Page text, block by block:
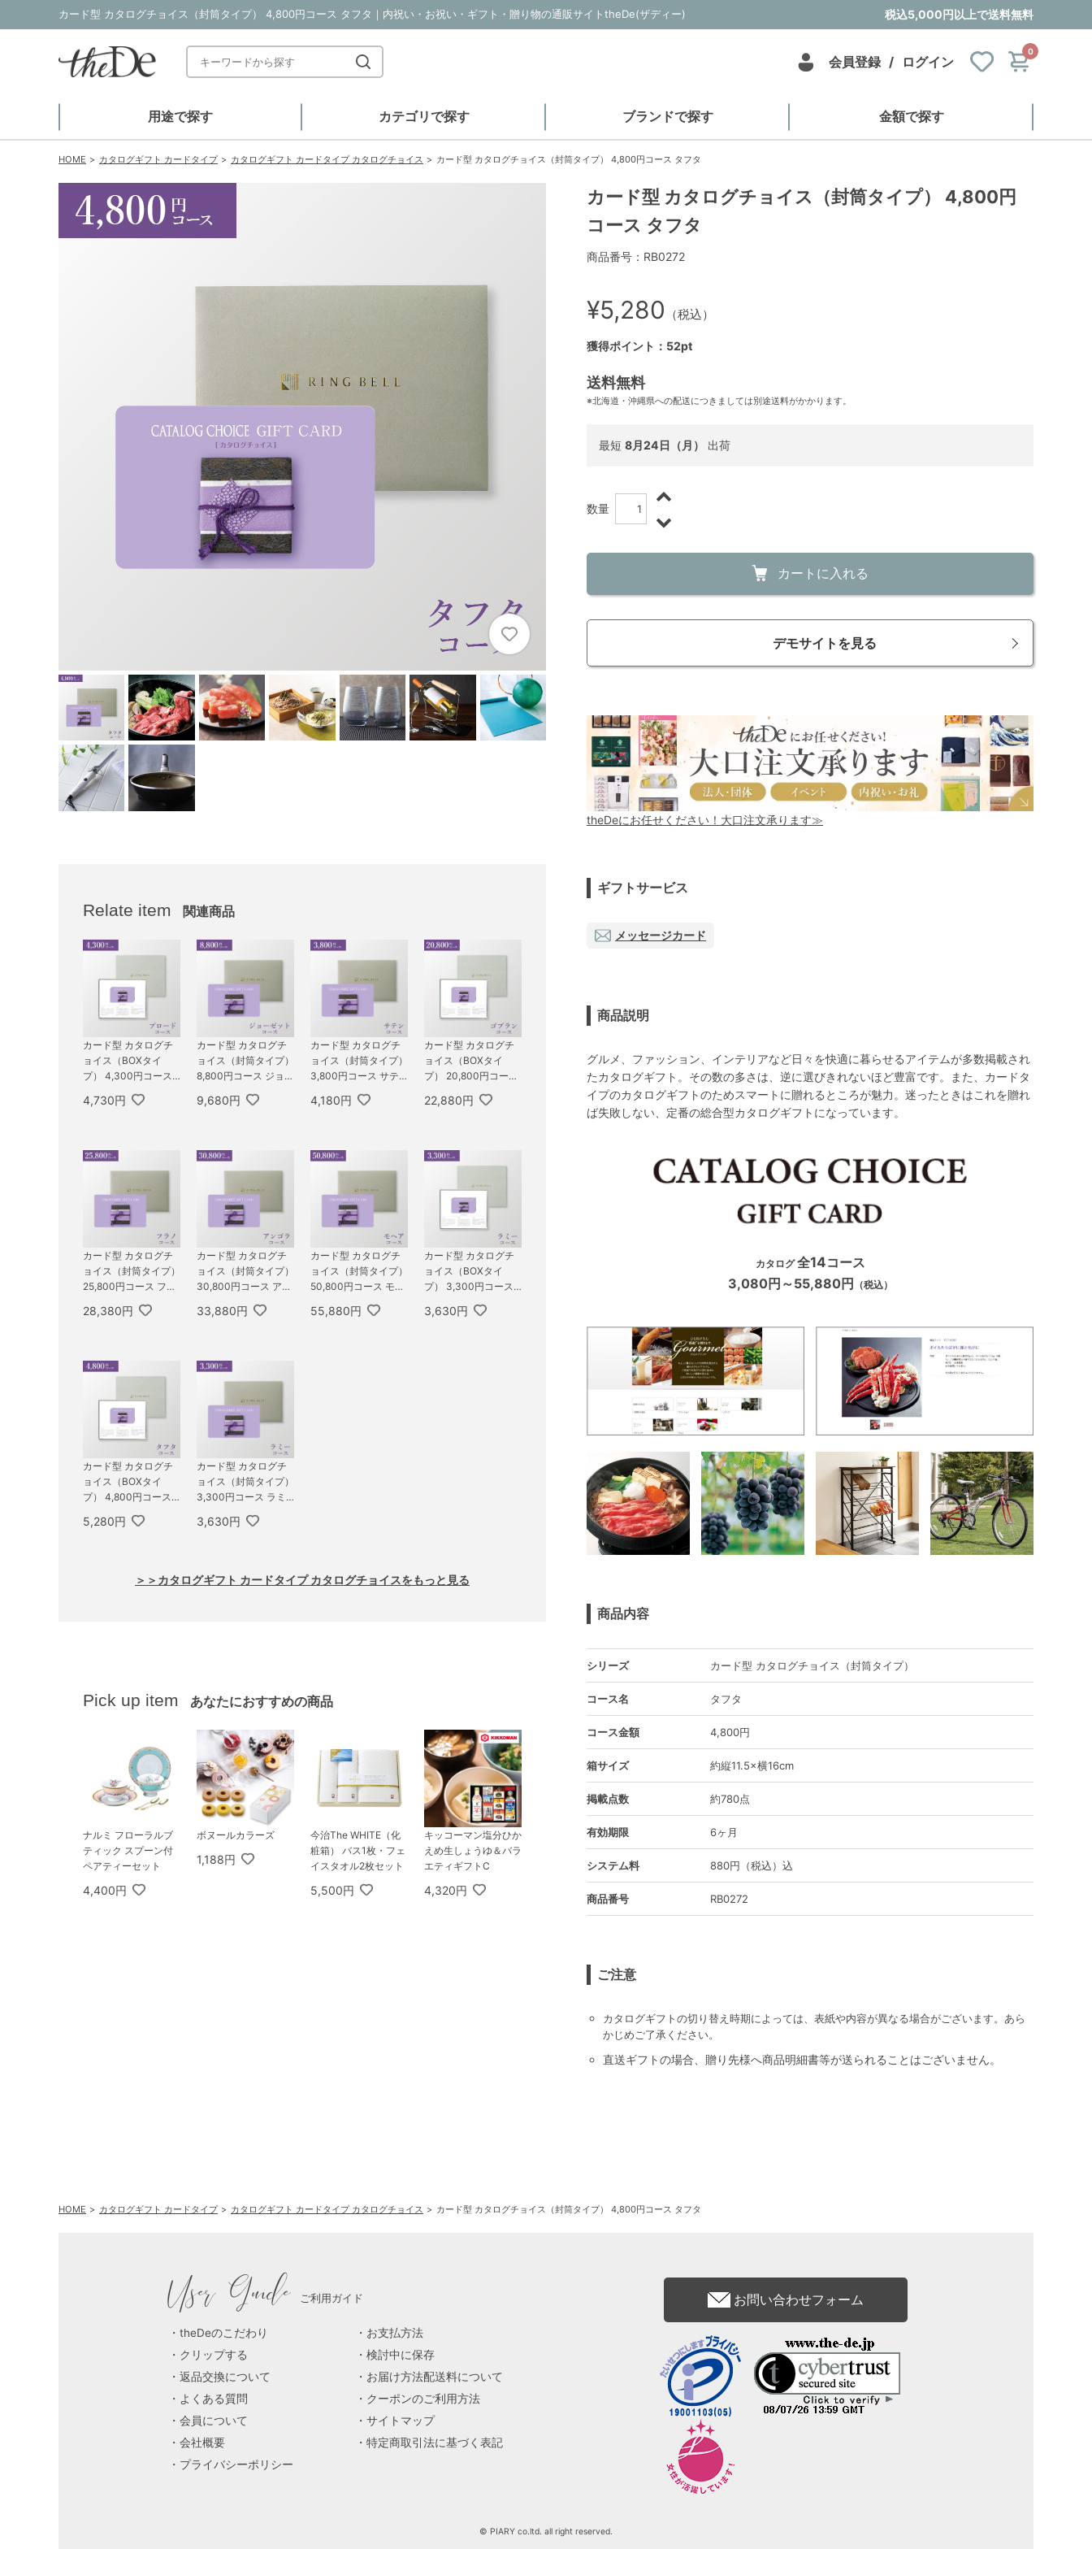
カード型 カタログチョイス（封筒タイプ） 4,800円コース タフタ｜内祝い・お祝い・ギフト・贈り物の通販サイトtheDe(ザディー) 税込5,000円以上で送料無料
会員登録 / ログイン
0
用途で探す カテゴリで探す ブランドで探す 金額で探す
HOME カタログギフト カードタイプ カタログギフト カードタイプ カタログチョイス カード型 カタログチョイス（封筒タイプ） 4,800円コース タフタ
Relate item 関連商品
カード型 カタログチ
ョイス（BOXタイ
プ） 4,300円コース
4,730円
カード型 カタログチ
ョイス（封筒タイプ）
8,800円コース ジョー
9,680円
カード型 カタログチ
ョイス（封筒タイプ）
3,800円コース サテ
4,180円
カード型 カタログチ
ョイス（BOXタイ
プ） 20,800円コース
22,880円
カード型 カタログチ
ョイス（封筒タイプ）
25,800円コース フラ
28,380円
カード型 カタログチ
ョイス（封筒タイプ）
30,800円コース アン
33,880円
カード型 カタログチ
ョイス（封筒タイプ）
50,800円コース モヘ
55,880円
カード型 カタログチ
ョイス（BOXタイ
プ） 3,300円コース
3,630円
カード型 カタログチ
ョイス（BOXタイ
プ） 4,800円コース
5,280円
カード型 カタログチ
ョイス（封筒タイプ）
3,300円コース ラミ
3,630円
＞＞カタログギフト カードタイプ カタログチョイスをもっと見る
Pick up item あなたにおすすめの商品
ナルミ フローラルブ
ティック スプーン付
ペアティーセット
4,400円
ボヌールカラーズ
1,188円
今治The WHITE（化
粧箱） バス1枚・フェ
イスタオル2枚セット
5,500円
キッコーマン塩分ひか
えめ生しょうゆ＆バラ
エティギフトC
4,320円
カード型 カタログチョイス（封筒タイプ） 4,800円
コース タフタ
商品番号：RB0272
¥5,280 （税込）
獲得ポイント：52pt
送料無料
※北海道・沖縄県への配送につきましては別途送料がかかります。
最短 8月24日（月） 出荷
数量
カートに入れる
デモサイトを見る
theDeにお任せください！大口注文承ります≫
ギフトサービス
メッセージカード
商品説明
グルメ、ファッション、インテリアなど日々を快適に暮らせるアイテムが多数掲載され
たカタログギフト。その数の多さは、逆に選びきれないほど豊富です。また、カードタ
イプのカタログギフトのためスマートに贈れるところが魅力。迷ったときはこれを贈れ
ば失敗しない、定番の総合型カタログギフトになっています。
カタログ全14コース
3,080円～55,880円 （税込）
商品内容
シリーズ カード型 カタログチョイス（封筒タイプ）
コース名 タフタ
コース金額 4,800円
箱サイズ 約縦11.5×横16cm
掲載点数 約780点
有効期限 6ヶ月
システム料 880円（税込）込
商品番号 RB0272
ご注意
カタログギフトの切り替え時期によっては、表紙や内容が異なる場合がございます。あら
かじめご了承ください。
直送ギフトの場合、贈り先様へ商品明細書等が送られることはございません。
HOME カタログギフト カードタイプ カタログギフト カードタイプ カタログチョイス カード型 カタログチョイス（封筒タイプ） 4,800円コース タフタ
User Guide ご利用ガイド
theDeのこだわり
お支払方法
クリップする
検討中に保存
返品交換について
お届け方法配送料について
よくある質問
クーポンのご利用方法
会員について
サイトマップ
会社概要
特定商取引法に基づく表記
プライバシーポリシー
お問い合わせフォーム
© PIARY co.ltd. all right reserved.